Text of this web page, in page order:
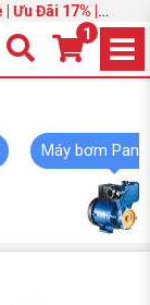
Ưu Đãi 17% |
1
Máy bơm